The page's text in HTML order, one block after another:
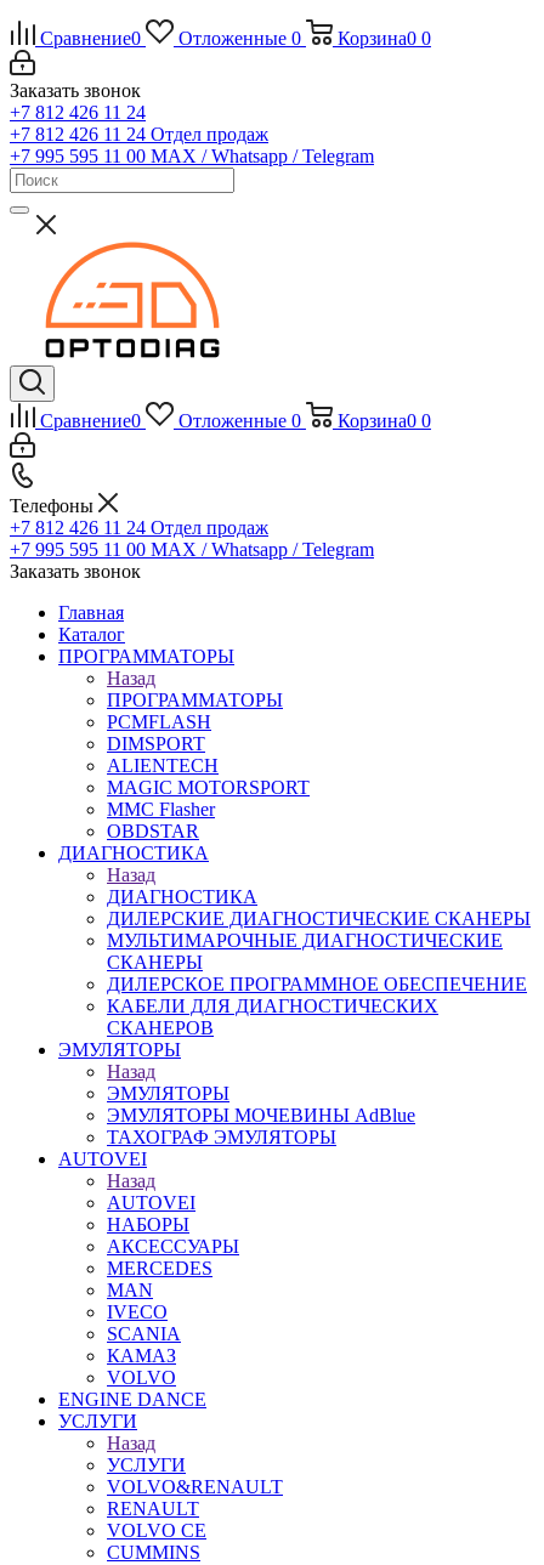
Сравнение0 Отложенные 0 Корзина0 0
Заказать звонок
+7 812 426 11 24
+7 812 426 11 24 Отдел продаж
+7 995 595 11 00 MAX / Whatsapp / Telegram
Сравнение0 Отложенные 0 Корзина0 0
Телефоны
+7 812 426 11 24 Отдел продаж
+7 995 595 11 00 MAX / Whatsapp / Telegram
Заказать звонок
Главная
Каталог
ПРОГРАММАТОРЫ
Назад
ПРОГРАММАТОРЫ
PCMFLASH
DIMSPORT
ALIENTECH
MAGIC MOTORSPORT
MMC Flasher
OBDSTAR
ДИАГНОСТИКА
Назад
ДИАГНОСТИКА
ДИЛЕРСКИЕ ДИАГНОСТИЧЕСКИЕ СКАНЕРЫ
МУЛЬТИМАРОЧНЫЕ ДИАГНОСТИЧЕСКИЕ
СКАНЕРЫ
ДИЛЕРСКОЕ ПРОГРАММНОЕ ОБЕСПЕЧЕНИЕ
КАБЕЛИ ДЛЯ ДИАГНОСТИЧЕСКИХ
СКАНЕРОВ
ЭМУЛЯТОРЫ
Назад
ЭМУЛЯТОРЫ
ЭМУЛЯТОРЫ МОЧЕВИНЫ АdBlue
ТАХОГРАФ ЭМУЛЯТОРЫ
AUTOVEI
Назад
AUTOVEI
НАБОРЫ
АКСЕССУАРЫ
MERCEDES
MAN
IVECO
SCANIA
КАМАЗ
VOLVO
ENGINE DANCE
УСЛУГИ
Назад
УСЛУГИ
VOLVO&RENAULT
RENAULT
VOLVO CE
CUMMINS